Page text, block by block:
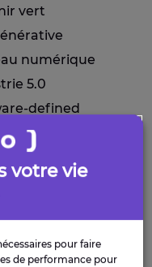
vert
numérique
5.0
defined
et cybersécurité
le CX
autonome
ces services
votre vie
pour faire
de performance pour